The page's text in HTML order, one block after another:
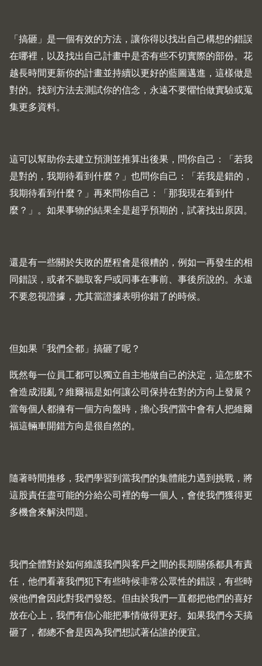
「搞砸」是一個有效的方法，讓你得以找出自己構想的錯誤
在哪裡，以及找出自己計畫中是否有些不切實際的部份。花
越長時間更新你的計畫並持續以更好的藍圖邁進，這樣做是
對的。找到方法去測試你的信念，永遠不要懼怕做實驗或蒐
集更多資料。
這可以幫助你去建立預測並推算出後果，問你自己：「若我
是對的，我期待看到什麼？」也問你自己：「若我是錯的，
我期待看到什麼？」再來問你自己：「那我現在看到什
麼？」。如果事物的結果全是超乎預期的，試著找出原因。
還是有一些關於失敗的歷程會是很糟的，例如一再發生的相
同錯誤，或者不聽取客戶或同事在事前、事後所說的。永遠
不要忽視證據，尤其當證據表明你錯了的時候。
但如果「我們全都」搞砸了呢？
既然每一位員工都可以獨立自主地做自己的決定，這怎麼不
會造成混亂？維爾福是如何讓公司保持在對的方向上發展？
當每個人都擁有一個方向盤時，擔心我們當中會有人把維爾
福這輛車開錯方向是很自然的。
隨著時間推移，我們學習到當我們的集體能力遇到挑戰，將
這股責任盡可能的分給公司裡的每一個人，會使我們獲得更
多機會來解決問題。
我們全體對於如何維護我們與客戶之間的長期關係都具有責
任，他們看著我們犯下有些時候非常公眾性的錯誤，有些時
候他們會因此對我們發怒。但由於我們一直都把他們的喜好
放在心上，我們有信心能把事情做得更好。如果我們今天搞
砸了，都總不會是因為我們想試著佔誰的便宜。